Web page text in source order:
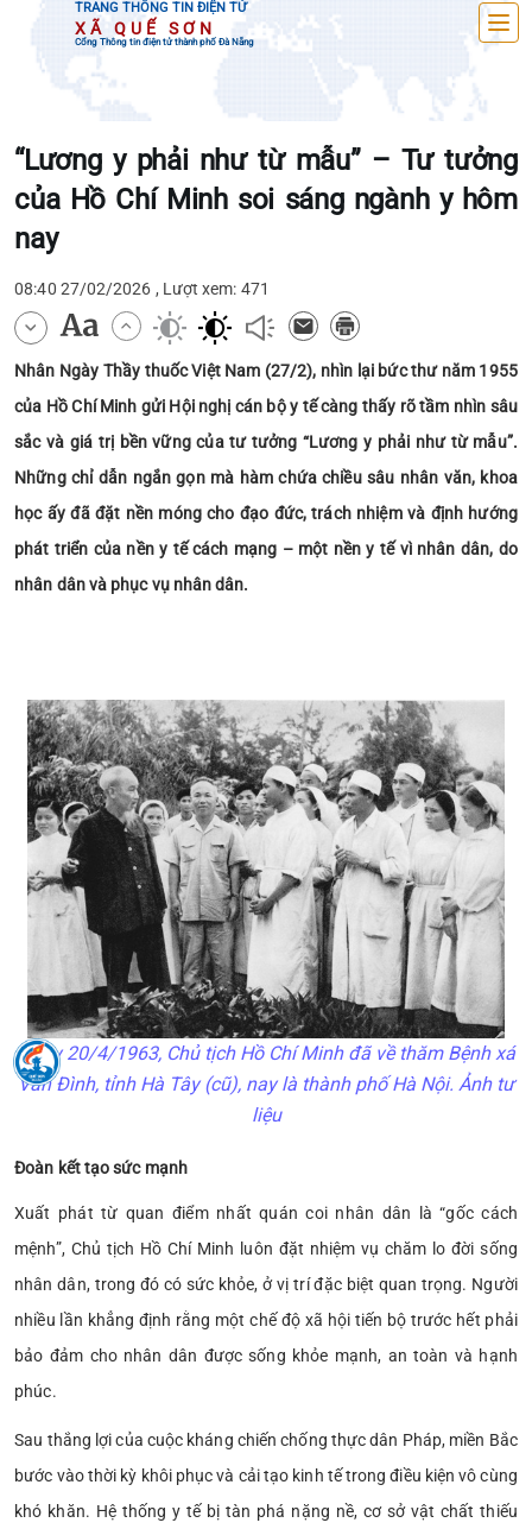
TRANG THÔNG TIN ĐIỆN TỬ
XÃ QUẾ SƠN
Cổng Thông tin điện tử thành phố Đà Nẵng
“Lương y phải như từ mẫu” – Tư tưởng
của Hồ Chí Minh soi sáng ngành y hôm
nay
08:40 27/02/2026 , Lượt xem: 471
Nhân Ngày Thầy thuốc Việt Nam (27/2), nhìn lại bức thư năm 1955
của Hồ Chí Minh gửi Hội nghị cán bộ y tế càng thấy rõ tầm nhìn sâu
sắc và giá trị bền vững của tư tưởng “Lương y phải như từ mẫu”.
Những chỉ dẫn ngắn gọn mà hàm chứa chiều sâu nhân văn, khoa
học ấy đã đặt nền móng cho đạo đức, trách nhiệm và định hướng
phát triển của nền y tế cách mạng – một nền y tế vì nhân dân, do
nhân dân và phục vụ nhân dân.
Ngày 20/4/1963, Chủ tịch Hồ Chí Minh đã về thăm Bệnh xá
Vân Đình, tỉnh Hà Tây (cũ), nay là thành phố Hà Nội. Ảnh tư
liệu
Đoàn kết tạo sức mạnh
Xuất phát từ quan điểm nhất quán coi nhân dân là “gốc cách
mệnh”, Chủ tịch Hồ Chí Minh luôn đặt nhiệm vụ chăm lo đời sống
nhân dân, trong đó có sức khỏe, ở vị trí đặc biệt quan trọng. Người
nhiều lần khẳng định rằng một chế độ xã hội tiến bộ trước hết phải
bảo đảm cho nhân dân được sống khỏe mạnh, an toàn và hạnh
phúc.
Sau thắng lợi của cuộc kháng chiến chống thực dân Pháp, miền Bắc
bước vào thời kỳ khôi phục và cải tạo kinh tế trong điều kiện vô cùng
khó khăn. Hệ thống y tế bị tàn phá nặng nề, cơ sở vật chất thiếu